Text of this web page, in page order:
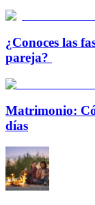
¿Conoces las
pareja?
Matrimonio:
días